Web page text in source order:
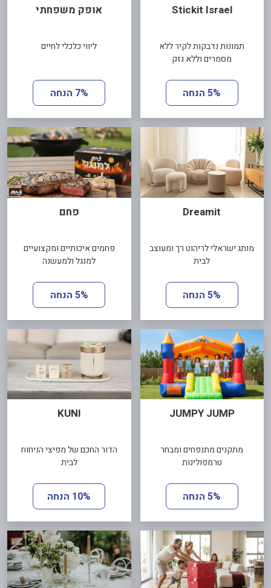
Stickit Israel
תמונות נדבקות לקיר ללא
מסמרים וללא נזק
5% הנחה
אופק משפחתי
ליווי כלכלי לחיים
7% הנחה
Dreamit
מותג ישראלי לריהוט רך ומעוצב
לבית
5% הנחה
פחם
פחמים איכותיים ומקצועיים
למנגל ולמעשנה
5% הנחה
JUMPY JUMP
מתקנים מתנפחים ומבחר
טרמפולינות
5% הנחה
KUNI
הדור החכם של מפיצי הניחוח
לבית
10% הנחה